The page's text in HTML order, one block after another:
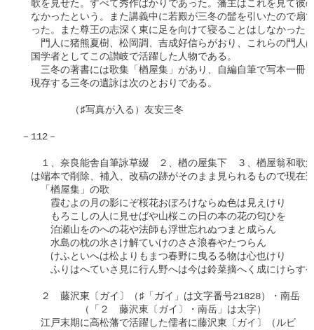
歌を見せた。すべて秀作ばかりであった。藩主はこれを見て彼
なかったという。また講義中に若殿が三冬の髷を引いたので扇
った。また尊王の志深く東に足を向けて寝ることはしなかった
門人に猪熊夏樹、松岡調、吉成好信らがおり、これらの門人
国学者としてこの讃岐で活躍した人物である。
三冬の著書には歌集「楢屋集」があり、自編自筆で写本一冊
現存する三冬の遺詠は次のとおりである。
（♯写真が入る）友安三冬
－112－
１、奈良能舎自筆詠草綴　２、楢の屋集下　３、楢屋翁和歌
は端本で削除、補入、改稿の跡がそのまま見られるもので現在
「楢屋集」の歌
霞むよの月の影にぞ桜花おぼろけならぬ色は見えけり
もろこしの人に見せばや山桜この日の本の花の匂ひを
泊瀬山をのへの花や法師も浮世忘れぬつまと成らん
水島の枕の氷さけ解ていけのささ浪春やたつらん
けふといへは松よりもまつ春野に曳るる物は心也けり
ふりはへていさ見に行ん野へは今は鈴菜摘へく成にけらすや
２　藤沢東〔ガイ〕（♯「ガイ」は文字番号21828）・南岳
（「２　藤沢東〔ガイ〕・南岳」は太字）
江戸末期に高松藩で活躍した儒者に藤沢東〔ガイ〕（ルビ　